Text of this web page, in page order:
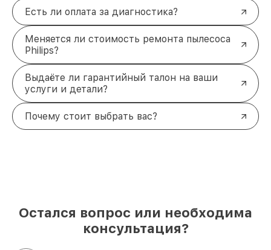
Есть ли оплата за диагностика?
Меняется ли стоимость ремонта пылесоса
Philips?
Выдаёте ли гарантийный талон на ваши
услуги и детали?
Почему стоит выбрать вас?
Остался вопрос или необходима
консультация?